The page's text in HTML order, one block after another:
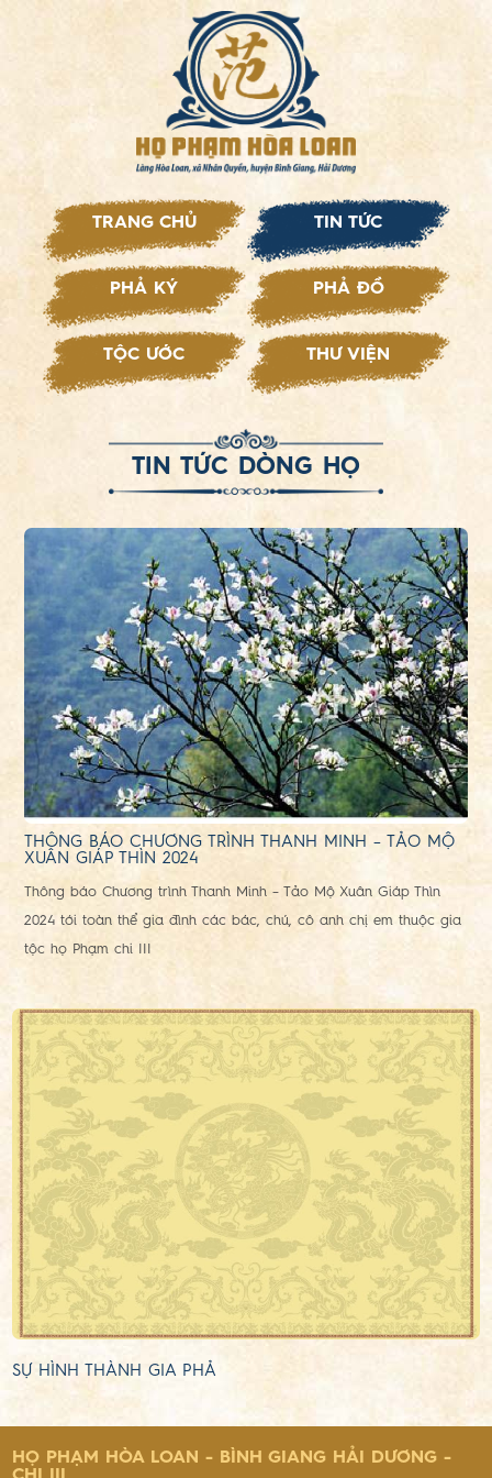
TRANG CHỦ TIN TỨC
PHẢ KÝ PHẢ ĐỒ
TỘC ƯỚC THƯ VIỆN
TIN TỨC DÒNG HỌ
THÔNG BÁO CHƯƠNG TRÌNH THANH MINH – TẢO MỘ
XUÂN GIÁP THÌN 2024
Thông báo Chương trình Thanh Minh – Tảo Mộ Xuân Giáp Thìn
2024 tới toàn thể gia đình các bác, chú, cô anh chị em thuộc gia
tộc họ Phạm chi III
SỰ HÌNH THÀNH GIA PHẢ
HỌ PHẠM HÒA LOAN - BÌNH GIANG HẢI DƯƠNG -